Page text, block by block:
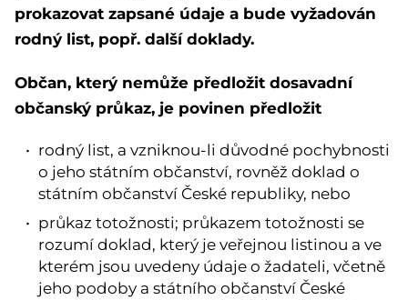
prokazovat zapsané údaje a bude vyžadován
rodný list, popř. další doklady.
Občan, který nemůže předložit dosavadní
občanský průkaz, je povinen předložit
rodný list, a vzniknou-li důvodné pochybnosti
o jeho státním občanství, rovněž doklad o
státním občanství České republiky, nebo
průkaz totožnosti; průkazem totožnosti se
rozumí doklad, který je veřejnou listinou a ve
kterém jsou uvedeny údaje o žadateli, včetně
jeho podoby a státního občanství České